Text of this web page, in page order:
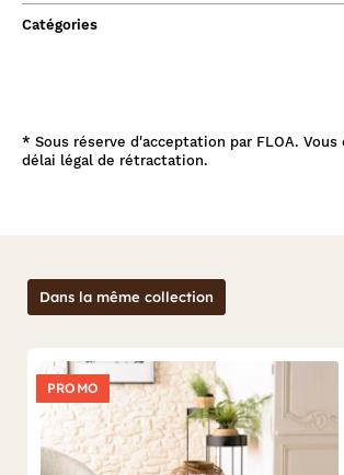
Catégories
* Sous réserve d'acceptation par FLOA. Vous
délai légal de rétractation.
Dans la même collection
PROMO